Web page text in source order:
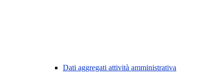
Dati aggregati attività amministrativa